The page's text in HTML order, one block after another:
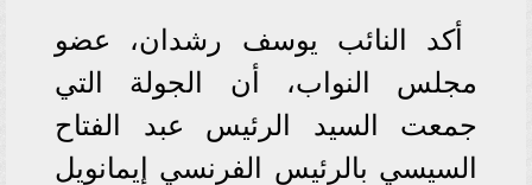
أكد النائب يوسف رشدان، عضو
مجلس النواب، أن الجولة التي
جمعت السيد الرئيس عبد الفتاح
السيسي بالرئيس الفرنسي إيمانويل